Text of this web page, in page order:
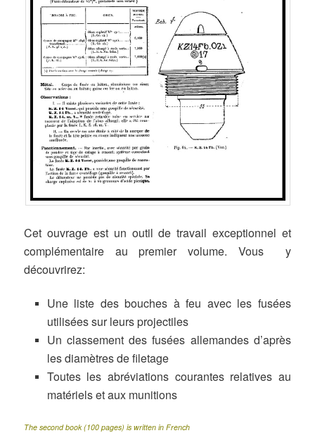
Cet ouvrage est un outil de travail exceptionnel et
complémentaire au premier volume. Vous y
découvrirez:
Une liste des bouches à feu avec les fusées
utilisées sur leurs projectiles
Un classement des fusées allemandes d’après
les diamètres de filetage
Toutes les abréviations courantes relatives au
matériels et aux munitions
The second book (100 pages) is written in French